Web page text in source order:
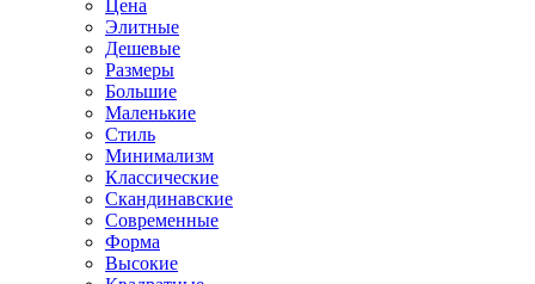
Цена
Элитные
Дешевые
Размеры
Большие
Маленькие
Стиль
Минимализм
Классические
Скандинавские
Современные
Форма
Высокие